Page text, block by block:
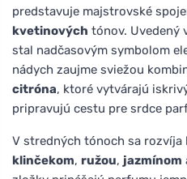
predstavuje majstrovské
kvetinových tónov. Uvedený
stal nadčasovým symbolom
nádych zaujme sviežou
citróna, ktoré vytvárajú
pripravujú cestu pre srdce
V stredných tónoch sa
klinčekom, ružou, jazmínom